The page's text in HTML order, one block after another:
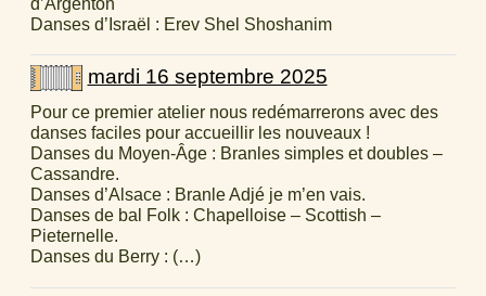
Danses d’Israël : Erev Shel Shoshanim
mardi 16 septembre 2025
Pour ce premier atelier nous redémarrerons avec des
danses faciles pour accueillir les nouveaux !
Danses du Moyen-Âge : Branles simples et doubles –
Cassandre.
Danses d’Alsace : Branle Adjé je m’en vais.
Danses de bal Folk : Chapelloise – Scottish –
Pieternelle.
Danses du Berry : (…)